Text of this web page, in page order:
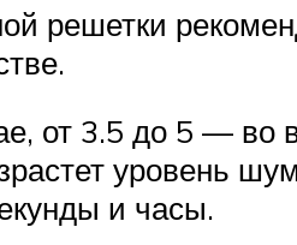
решетки
от 3.5 до 5 —
уровень
и часы.